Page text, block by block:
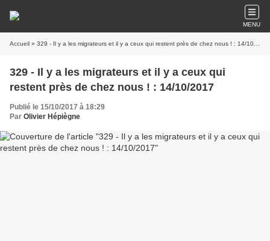
MENU
Accueil » 329 - Il y a les migrateurs et il y a ceux qui restent près de chez nous ! : 14/10/2017
329 - Il y a les migrateurs et il y a ceux qui
restent près de chez nous ! : 14/10/2017
Publié le 15/10/2017 à 18:29
Par Olivier Hépiègne